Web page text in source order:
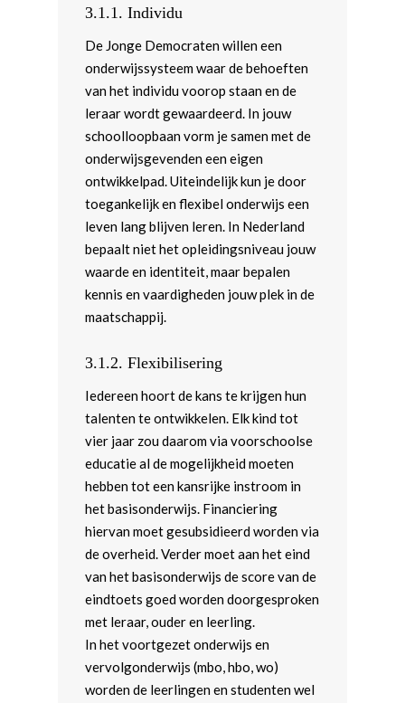
3.1.1. Individu
De Jonge Democraten willen een
onderwijssysteem waar de behoeften
van het individu voorop staan en de
leraar wordt gewaardeerd. In jouw
schoolloopbaan vorm je samen met de
onderwijsgevenden een eigen
ontwikkelpad. Uiteindelijk kun je door
toegankelijk en flexibel onderwijs een
leven lang blijven leren. In Nederland
bepaalt niet het opleidingsniveau jouw
waarde en identiteit, maar bepalen
kennis en vaardigheden jouw plek in de
maatschappij.
3.1.2. Flexibilisering
Iedereen hoort de kans te krijgen hun
talenten te ontwikkelen. Elk kind tot
vier jaar zou daarom via voorschoolse
educatie al de mogelijkheid moeten
hebben tot een kansrijke instroom in
het basisonderwijs. Financiering
hiervan moet gesubsidieerd worden via
de overheid. Verder moet aan het eind
van het basisonderwijs de score van de
eindtoets goed worden doorgesproken
met leraar, ouder en leerling.
In het voortgezet onderwijs en
vervolgonderwijs (mbo, hbo, wo)
worden de leerlingen en studenten wel